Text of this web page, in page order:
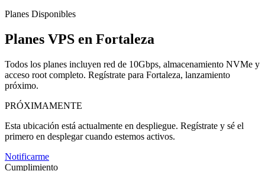
Planes Disponibles
Planes VPS en Fortaleza
Todos los planes incluyen red de 10Gbps, almacenamiento NVMe y
acceso root completo. Regístrate para Fortaleza, lanzamiento
próximo.
PRÓXIMAMENTE
Esta ubicación está actualmente en despliegue. Regístrate y sé el
primero en desplegar cuando estemos activos.
Notificarme
Cumplimiento